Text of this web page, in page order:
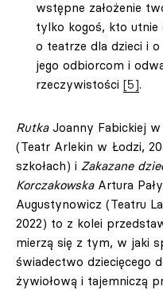
wstępne założenie
tylko kogoś, kto
o teatrze dla dzieci i
jego odbiorcom i
rzeczywistości [5].
RutkaJoanny Fabickiej w
(Teatr Arlekin w Łodzi,
szkołach) i Zakazane
KorczakowskaArtura
Augustynowicz (Teatru
2022) to z kolei
mierzą się z tym, w jaki
świadectwo dziecięcego
żywiołową i tajemniczą